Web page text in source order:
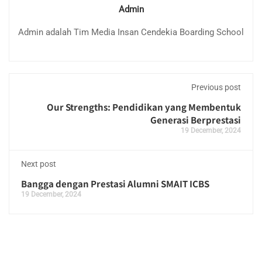
Admin
Admin adalah Tim Media Insan Cendekia Boarding School
Previous post
Our Strengths: Pendidikan yang Membentuk
Generasi Berprestasi
19 December, 2024
Next post
Bangga dengan Prestasi Alumni SMAIT ICBS
19 December, 2024